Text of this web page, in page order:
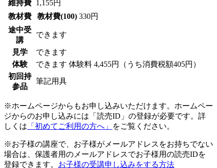
維持費
1,155円
教材費
教材費(100) 330円
途中受
講
できます
見学
できます
体験
できます 体験料 4,455円（うち消費税額405円）
初回持
参品
筆記用具
※ホームページからもお申し込みいただけます。ホームペー
ジからのお申し込みには「読売ID」の登録が必要です。詳
しくは 「初めてご利用の方へ」 をご覧ください。
※お子様の講座で、お子様がメールアドレスをお持ちでない
場合は、保護者用のメールアドレスでお子様用の読売IDを
登録できます。 お子様の受講申し込みをする方法